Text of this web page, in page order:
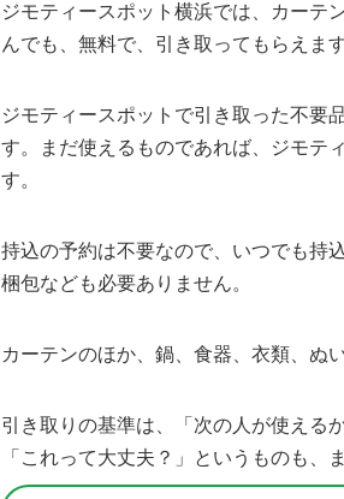
ジモティースポット横浜では、カーテ
んでも、無料で、引き取ってもらえます
ジモティースポットで引き取った不要
す。まだ使えるものであれば、ジモテ
す。
持込の予約は不要なので、いつでも持
梱包なども必要ありません。
カーテンのほか、鍋、食器、衣類、ぬ
引き取りの基準は、「次の人が使える
「これって大丈夫？」というものも、